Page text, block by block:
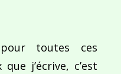
toutes ces
j’écrive, c’est